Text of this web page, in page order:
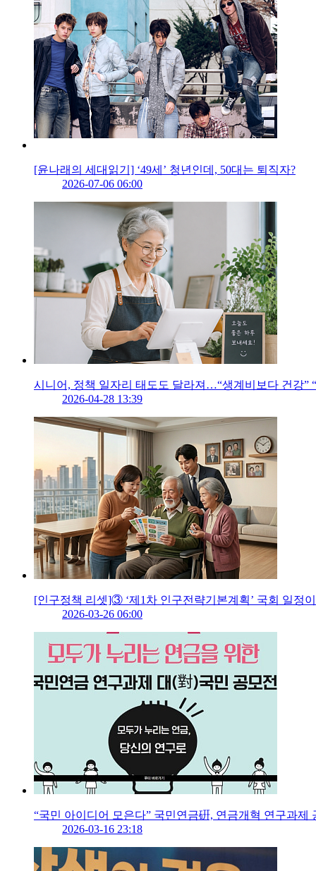
[윤나래의 세대읽기] ‘49세’ 청년인데, 50대는 퇴직자?
2026-07-06 06:00
시니어, 정책 일자리 태도도 달라져…“생계비보다 건강”
2026-04-28 13:39
[인구정책 리셋]③ ‘제1차 인구전략기본계획’ 국회 일정이
2026-03-26 06:00
“국민 아이디어 모은다” 국민연금硏, 연금개혁 연구과제
2026-03-16 23:18